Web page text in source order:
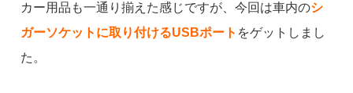
カー用品も一通り揃えた感じですが、今回は車内のシ
ガーソケットに取り付けるUSBポート をゲットしまし
た。